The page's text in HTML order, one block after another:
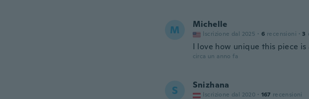
M Michelle
Iscrizione dal 2025 · 6 recensioni · 3
I love how unique this piece
circa un anno fa
S Snizhana
Iscrizione dal 2020 · 167 recensioni